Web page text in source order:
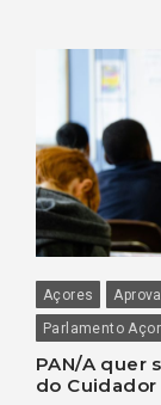
Açores
Parlamento
PAN/A quer
do Cuidador